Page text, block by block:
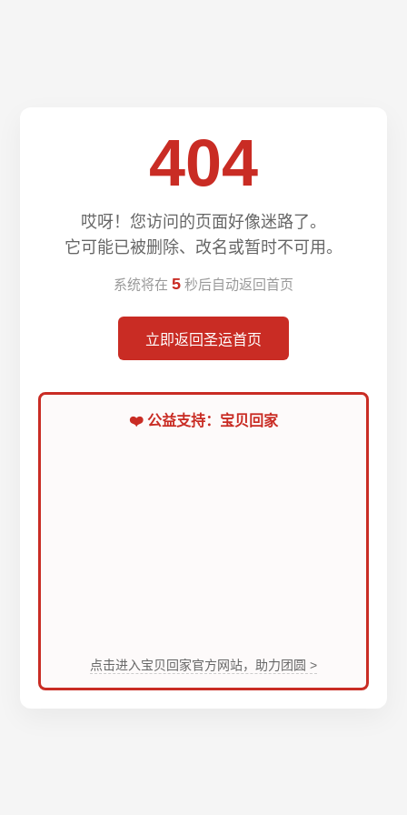
404
哎呀！您访问的页面好像迷路了。
它可能已被删除、改名或暂时不可用。
系统将在 5 秒后自动返回首页
立即返回圣运首页
❤️ 公益支持：宝贝回家
点击进入宝贝回家官方网站，助力团圆 >